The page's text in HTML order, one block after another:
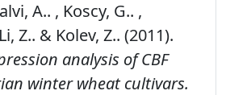
A.. , Koscy, G.. ,
Z.. & Kolev, Z.. (2011).
analysis of CBF
winter wheat cultivars.